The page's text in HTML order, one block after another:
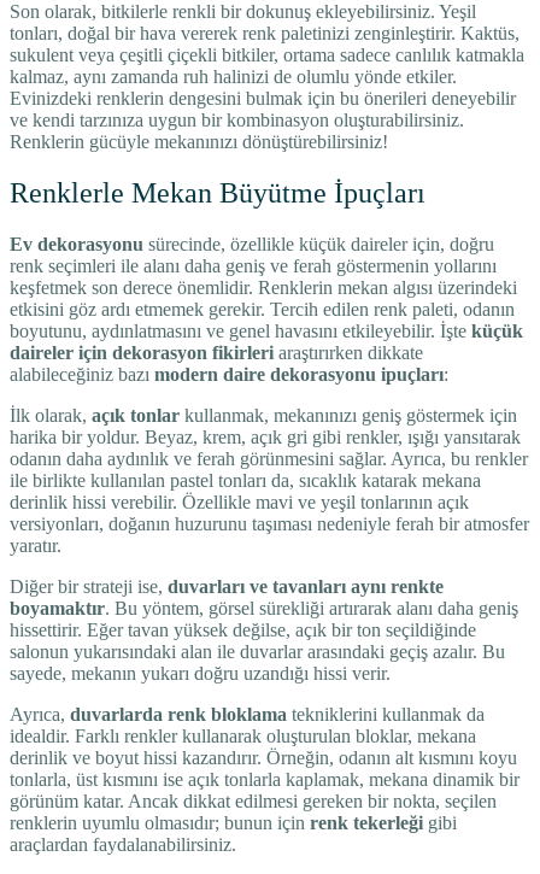
Son olarak, bitkilerle renkli bir dokunuş ekleyebilirsiniz. Yeşil
tonları, doğal bir hava vererek renk paletinizi zenginleştirir. Kaktüs,
sukulent veya çeşitli çiçekli bitkiler, ortama sadece canlılık katmakla
kalmaz, aynı zamanda ruh halinizi de olumlu yönde etkiler.
Evinizdeki renklerin dengesini bulmak için bu önerileri deneyebilir
ve kendi tarzınıza uygun bir kombinasyon oluşturabilirsiniz.
Renklerin gücüyle mekanınızı dönüştürebilirsiniz!
Renklerle Mekan Büyütme İpuçları
Ev dekorasyonu sürecinde, özellikle küçük daireler için, doğru
renk seçimleri ile alanı daha geniş ve ferah göstermenin yollarını
keşfetmek son derece önemlidir. Renklerin mekan algısı üzerindeki
etkisini göz ardı etmemek gerekir. Tercih edilen renk paleti, odanın
boyutunu, aydınlatmasını ve genel havasını etkileyebilir. İşte küçük
daireler için dekorasyon fikirleri araştırırken dikkate
alabileceğiniz bazı modern daire dekorasyonu ipuçları:
İlk olarak, açık tonlar kullanmak, mekanınızı geniş göstermek için
harika bir yoldur. Beyaz, krem, açık gri gibi renkler, ışığı yansıtarak
odanın daha aydınlık ve ferah görünmesini sağlar. Ayrıca, bu renkler
ile birlikte kullanılan pastel tonları da, sıcaklık katarak mekana
derinlik hissi verebilir. Özellikle mavi ve yeşil tonlarının açık
versiyonları, doğanın huzurunu taşıması nedeniyle ferah bir atmosfer
yaratır.
Diğer bir strateji ise, duvarları ve tavanları aynı renkte
boyamaktır. Bu yöntem, görsel sürekliği artırarak alanı daha geniş
hissettirir. Eğer tavan yüksek değilse, açık bir ton seçildiğinde
salonun yukarısındaki alan ile duvarlar arasındaki geçiş azalır. Bu
sayede, mekanın yukarı doğru uzandığı hissi verir.
Ayrıca, duvarlarda renk bloklama tekniklerini kullanmak da
idealdir. Farklı renkler kullanarak oluşturulan bloklar, mekana
derinlik ve boyut hissi kazandırır. Örneğin, odanın alt kısmını koyu
tonlarla, üst kısmını ise açık tonlarla kaplamak, mekana dinamik bir
görünüm katar. Ancak dikkat edilmesi gereken bir nokta, seçilen
renklerin uyumlu olmasıdır; bunun için renk tekerleği gibi
araçlardan faydalanabilirsiniz.